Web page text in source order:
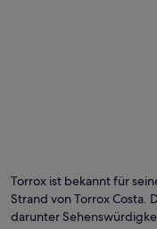
Torrox ist bekannt für
Strand von Torrox Costa.
darunter